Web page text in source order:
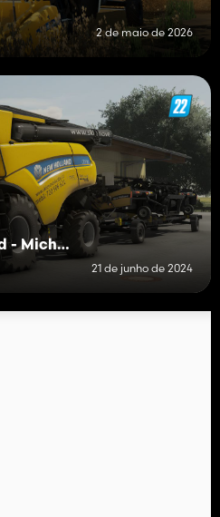
2 de maio de 2026
Case IH / New Holland - Michal Horák Edit
21 de junho de 2024